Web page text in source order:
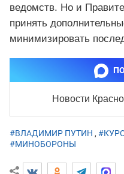
ведомств. Но и
принять
минимизировать
Новости
#ВЛАДИМИР ПУТИН ,
#МИНОБОРОНЫ